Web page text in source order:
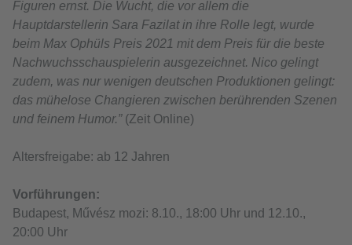
Figuren ernst. Die Wucht, die vor allem die
Hauptdarstellerin Sara Fazilat in ihre Rolle legt, wurde
beim Max Ophüls Preis 2021 mit dem Preis für die beste
Nachwuchsschauspielerin ausgezeichnet. Nico gelingt
zudem, was nur wenigen deutschen Produktionen gelingt:
das mühelose Changieren zwischen berührenden Szenen
und feinem Humor.”(Zeit Online)
Altersfreigabe: ab 12 Jahren
Vorführungen:
Budapest, Művész mozi: 8.10., 18:00 Uhr und 12.10.,
20:00 Uhr